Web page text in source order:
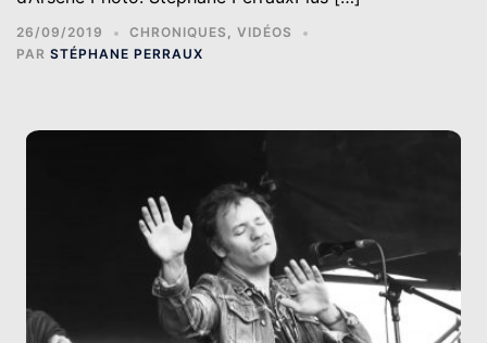
26/09/2019 CHRONIQUES , VIDÉOS
PAR STÉPHANE PERRAUX